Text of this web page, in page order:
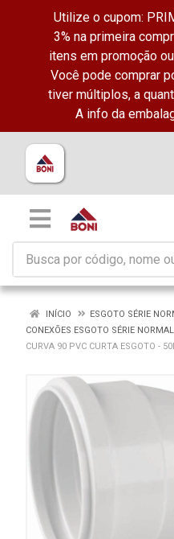
Utilize o cupom:
3% na primeira
itens em promoção
Você pode comprar
tiver múltiplos, a
A info da
INÍCIO
ESGOTO SÉRIE
CONEXÕES ESGOTO SÉRIE NORMAL
CURVA 90 PVC CURTA ESGOTO -